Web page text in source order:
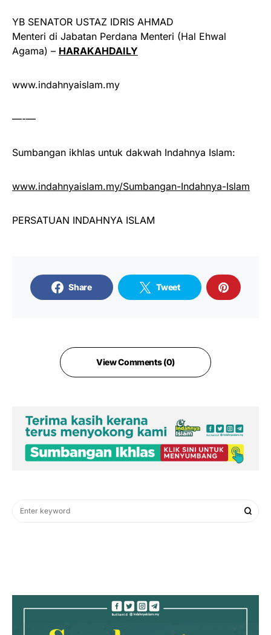
YB SENATOR USTAZ IDRIS AHMAD
Menteri di Jabatan Perdana Menteri (Hal Ehwal
Agama) – HARAKAHDAILY
www.indahnyaislam.my
—-—
Sumbangan ikhlas untuk dakwah Indahnya Islam:
www.indahnyaislam.my/Sumbangan-Indahnya-Islam
PERSATUAN INDAHNYA ISLAM
Share Tweet
View Comments (0)